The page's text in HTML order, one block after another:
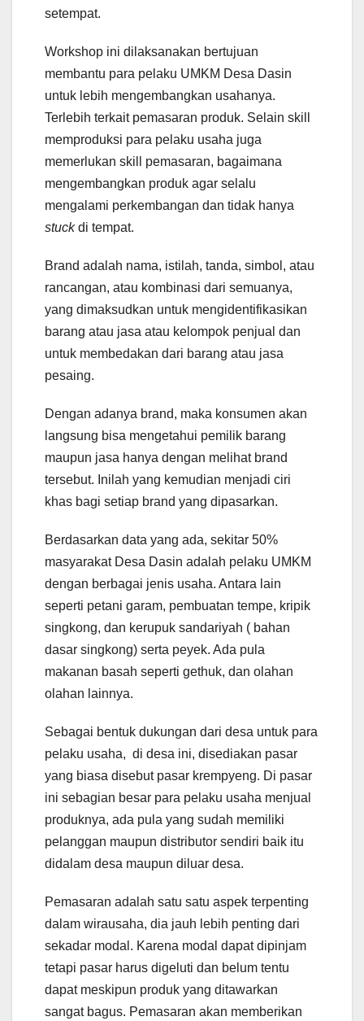
setempat.
Workshop ini dilaksanakan bertujuan
membantu para pelaku UMKM Desa Dasin
untuk lebih mengembangkan usahanya.
Terlebih terkait pemasaran produk. Selain skill
memproduksi para pelaku usaha juga
memerlukan skill pemasaran, bagaimana
mengembangkan produk agar selalu
mengalami perkembangan dan tidak hanya
stuckdi tempat.
Brand adalah nama, istilah, tanda, simbol, atau
rancangan, atau kombinasi dari semuanya,
yang dimaksudkan untuk mengidentifikasikan
barang atau jasa atau kelompok penjual dan
untuk membedakan dari barang atau jasa
pesaing.
Dengan adanya brand, maka konsumen akan
langsung bisa mengetahui pemilik barang
maupun jasa hanya dengan melihat brand
tersebut. Inilah yang kemudian menjadi ciri
khas bagi setiap brand yang dipasarkan.
Berdasarkan data yang ada, sekitar 50%
masyarakat Desa Dasin adalah pelaku UMKM
dengan berbagai jenis usaha. Antara lain
seperti petani garam, pembuatan tempe, kripik
singkong, dan kerupuk sandariyah ( bahan
dasar singkong) serta peyek. Ada pula
makanan basah seperti gethuk, dan olahan
olahan lainnya.
Sebagai bentuk dukungan dari desa untuk para
pelaku usaha, di desa ini, disediakan pasar
yang biasa disebut pasar krempyeng. Di pasar
ini sebagian besar para pelaku usaha menjual
produknya, ada pula yang sudah memiliki
pelanggan maupun distributor sendiri baik itu
didalam desa maupun diluar desa.
Pemasaran adalah satu satu aspek terpenting
dalam wirausaha, dia jauh lebih penting dari
sekadar modal. Karena modal dapat dipinjam
tetapi pasar harus digeluti dan belum tentu
dapat meskipun produk yang ditawarkan
sangat bagus. Pemasaran akan memberikan